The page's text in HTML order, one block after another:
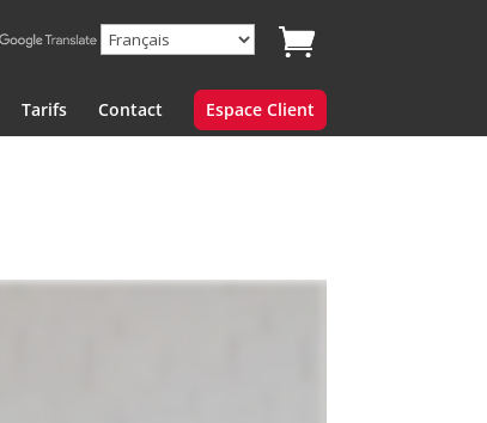
Tarifs Contact Espace Client